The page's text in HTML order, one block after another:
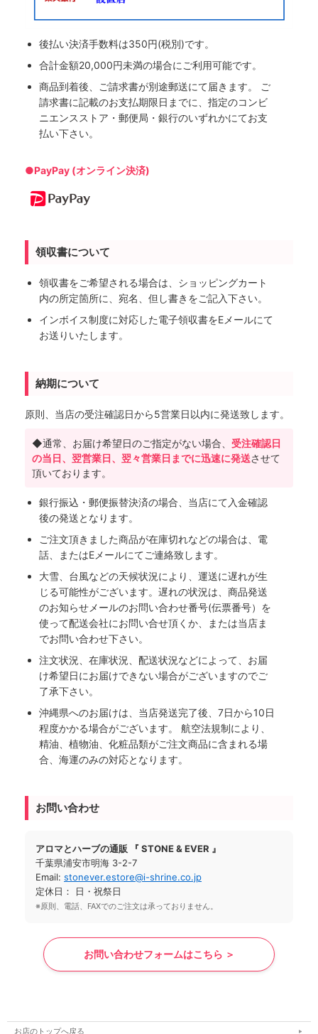
後払い決済手数料は350円(税別)です。
合計金額20,000円未満の場合にご利用可能です。
商品到着後、ご請求書が別途郵送にて届きます。 ご
請求書に記載のお支払期限日までに、指定のコンビ
ニエンスストア・郵便局・銀行のいずれかにてお支
払い下さい。
●PayPay (オンライン決済)
領収書について
領収書をご希望される場合は、ショッピングカート
内の所定箇所に、宛名、但し書きをご記入下さい。
インボイス制度に対応した電子領収書をEメールにて
お送りいたします。
納期について
原則、当店の受注確認日から5営業日以内に発送致します。
◆通常、お届け希望日のご指定がない場合、 受注確認日
の当日、翌営業日、翌々営業日までに迅速に発送させて
頂いております。
銀行振込・郵便振替決済の場合、当店にて入金確認
後の発送となります。
ご注文頂きました商品が在庫切れなどの場合は、電
話、またはEメールにてご連絡致します。
大雪、台風などの天候状況により、運送に遅れが生
じる可能性がございます。遅れの状況は、商品発送
のお知らせメールのお問い合わせ番号(伝票番号）を
使って配送会社にお問い合せ頂くか、または当店ま
でお問い合わせ下さい。
注文状況、在庫状況、配送状況などによって、お届
け希望日にお届けできない場合がございますのでご
了承下さい。
沖縄県へのお届けは、当店発送完了後、7日から10日
程度かかる場合がございます。 航空法規制により、
精油、植物油、化粧品類がご注文商品に含まれる場
合、海運のみの対応となります。
お問い合わせ
アロマとハーブの通販 『 STONE & EVER 』
千葉県浦安市明海 3-2-7
Email: stonever.estore@i-shrine.co.jp
定休日： 日・祝祭日
※原則、電話、FAXでのご注文は承っておりません。
お問い合わせフォームはこちら ＞
お店のトップへ戻る